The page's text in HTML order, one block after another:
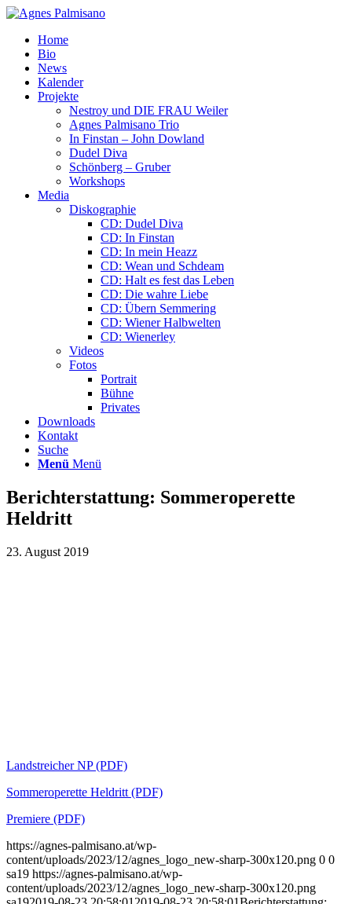
Home
Bio
News
Kalender
Projekte
Nestroy und DIE FRAU Weiler
Agnes Palmisano Trio
In Finstan – John Dowland
Dudel Diva
Schönberg – Gruber
Workshops
Media
Diskographie
CD: Dudel Diva
CD: In Finstan
CD: In mein Heazz
CD: Wean und Schdeam
CD: Halt es fest das Leben
CD: Die wahre Liebe
CD: Übern Semmering
CD: Wiener Halbwelten
CD: Wienerley
Videos
Fotos
Portrait
Bühne
Privates
Downloads
Kontakt
Suche
Menü Menü
Berichterstattung: Sommeroperette
Heldritt
23. August 2019
Landstreicher NP (PDF)
Sommeroperette Heldritt (PDF)
Premiere (PDF)
https://agnes-palmisano.at/wp-
content/uploads/2023/12/agnes_logo_new-sharp-300x120.png 0 0
sa19 https://agnes-palmisano.at/wp-
content/uploads/2023/12/agnes_logo_new-sharp-300x120.png